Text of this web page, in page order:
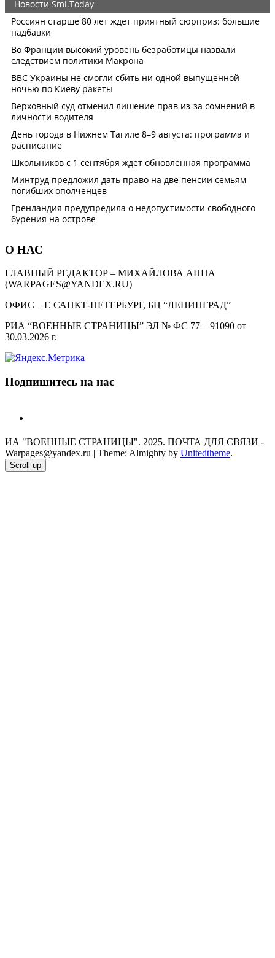
О НАС
ГЛАВНЫЙ РЕДАКТОР – МИХАЙЛОВА АННА
(WARPAGES@YANDEX.RU)
ОФИС – Г. САНКТ-ПЕТЕРБУРГ, БЦ “ЛЕНИНГРАД”
РИА “ВОЕННЫЕ СТРАНИЦЫ” ЭЛ № ФС 77 – 91090 от
30.03.2026 г.
Подпишитесь на нас
ИА "ВОЕННЫЕ СТРАНИЦЫ". 2025. ПОЧТА ДЛЯ СВЯЗИ -
Warpages@yandex.ru | Theme: Almighty by Unitedtheme.
Scroll up